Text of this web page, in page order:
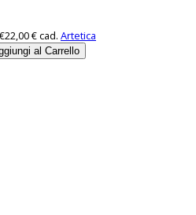
22,00 €cad. Artetica